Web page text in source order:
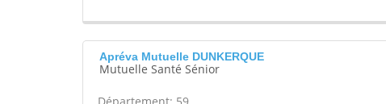
Apréva Mutuelle DUNKERQUE
Mutuelle Santé Sénior